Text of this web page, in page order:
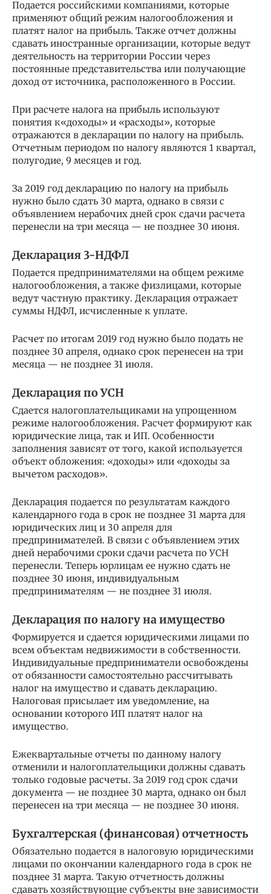
Подается российскими компаниями, которые
применяют общий режим налогообложения и
платят налог на прибыль. Также отчет должны
сдавать иностранные организации, которые ведут
деятельность на территории России через
постоянные представительства или получающие
доход от источника, расположенного в России.
При расчете налога на прибыль используют
понятия к«доходы» и «расходы», которые
отражаются в декларации по налогу на прибыль.
Отчетным периодом по налогу являются 1 квартал,
полугодие, 9 месяцев и год.
За 2019 год декларацию по налогу на прибыль
нужно было сдать 30 марта, однако в связи с
объявлением нерабочих дней срок сдачи расчета
перенесли на три месяца — не позднее 30 июня.
Декларация 3-НДФЛ
Подается предпринимателями на общем режиме
налогообложения, а также физлицами, которые
ведут частную практику. Декларация отражает
суммы НДФЛ, исчисленные к уплате.
Расчет по итогам 2019 год нужно было подать не
позднее 30 апреля, однако срок перенесен на три
месяца — не позднее 31 июля.
Декларация по УСН
Сдается налогоплательщиками на упрощенном
режиме налогообложения. Расчет формируют как
юридические лица, так и ИП. Особенности
заполнения зависят от того, какой используется
объект обложения: «доходы» или «доходы за
вычетом расходов».
Декларация подается по результатам каждого
календарного года в срок не позднее 31 марта для
юридических лиц и 30 апреля для
предпринимателей. В связи с объявлением этих
дней нерабочими сроки сдачи расчета по УСН
перенесли. Теперь юрлицам ее нужно сдать не
позднее 30 июня, индивидуальным
предпринимателям — не позднее 31 июля.
Декларация по налогу на имущество
Формируется и сдается юридическими лицами по
всем объектам недвижимости в собственности.
Индивидуальные предприниматели освобождены
от обязанности самостоятельно рассчитывать
налог на имущество и сдавать декларацию.
Налоговая присылает им уведомление, на
основании которого ИП платят налог на
имущество.
Ежеквартальные отчеты по данному налогу
отменили и налогоплательщики должны сдавать
только годовые расчеты. За 2019 год срок сдачи
документа — не позднее 30 марта, однако он был
перенесен на три месяца — не позднее 30 июня.
Бухгалтерская (финансовая) отчетность
Обязательно подается в налоговую юридическими
лицами по окончании календарного года в срок не
позднее 31 марта. Такую отчетность должны
сдавать хозяйствующие субъекты вне зависимости